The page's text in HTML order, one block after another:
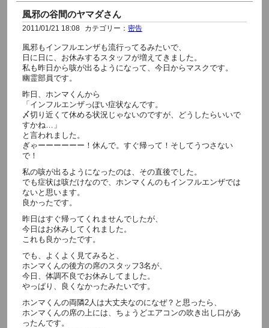
風邪の谷間のヤマダさん
2011/01/21 18:08 カテゴリー： 密告
風邪もインフルエンザも流行ってるみたいで、
日に日に、お休みするスタッフが増えてきました。
私も昨日から咳が出るようになって、今日からマスクです。
幽霊部員です。
昨日、ホンマくんから
「インフルエンザっぽい症状なんです。
〆切り近くて休める状況じゃないのですが、どうしたらいいで
すかね…」
と言われました。
ぎゃーーーーーー！休んで。すぐ帰って！そしてうつさない
で！
私の咳が出るようになったのは、その直後でした。
でも症状は咳だけなので、ホンマくんのもインフルエンザでは
ないと思います。
良かったです。
昨日はすぐ帰ってくれませんでしたが、
今日はお休みしてくれました。
これも良かったです。
でも、よくよく見てみると、
ホンマくんの後方の席のスタッフ3名が、
今日、体調不良でお休みしてました。
やっぱり、良くなかったみたいです。
ホンマくんの両隣2人は大丈夫なのになぜ？と思ったら、
ホンマくんの席の上には、ちょうどエアコンの吹き出し口があ
ったんです。